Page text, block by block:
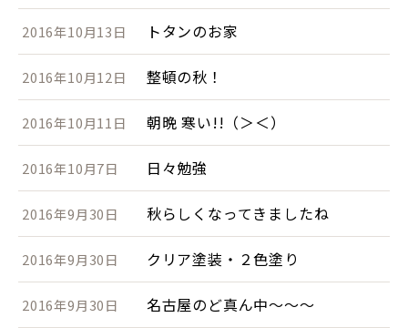
2016年10月13日 トタンのお家
2016年10月12日 整頓の秋！
2016年10月11日 朝晩 寒い!!（＞＜）
2016年10月7日 日々勉強
2016年9月30日 秋らしくなってきましたね
2016年9月30日 クリア塗装・２色塗り
2016年9月30日 名古屋のど真ん中～～～